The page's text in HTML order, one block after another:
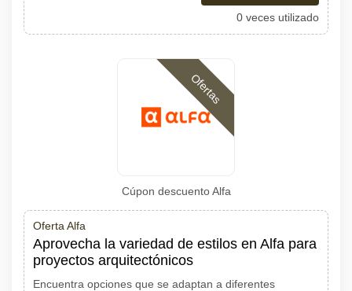
0 veces utilizado
Ofertas
Cúpon descuento Alfa
Oferta Alfa
Aprovecha la variedad de estilos en Alfa para
proyectos arquitectónicos
Encuentra opciones que se adaptan a diferentes